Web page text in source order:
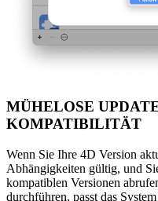
MÜHELOSE
KOMPATIBILITÄT
Wenn Sie Ihre 4D Version
Abhängigkeiten gültig, und
kompatiblen Versionen
durchführen, passt das